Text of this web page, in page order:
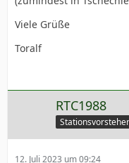
Viele Grüße
Toralf
RTC1988
Stationsvorsteher
12. Juli 2023 um 09:24